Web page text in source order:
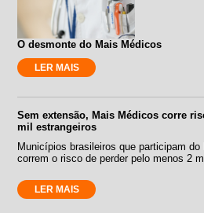
O desmonte do Mais Médicos
LER MAIS
Sem extensão, Mais Médicos corre
mil estrangeiros
Municípios brasileiros que participam
correm o risco de perder pelo menos 2
LER MAIS